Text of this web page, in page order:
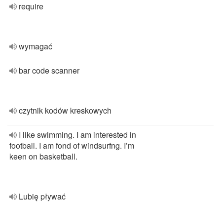
require
wymagać
bar code scanner
czytnik kodów kreskowych
I like swimming. I am interested in
football. I am fond of windsurfng. I’m
keen on basketball.
Lubię pływać